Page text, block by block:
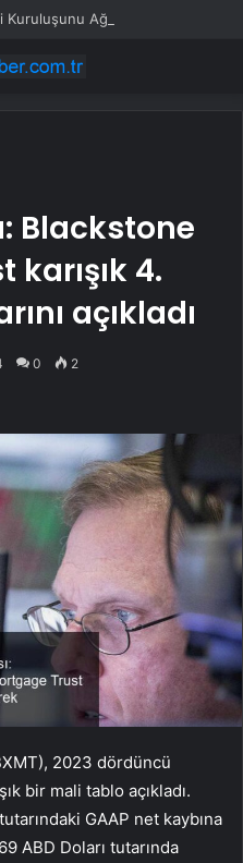
Blackstone
4.
açıkladı
0 2
2023 dördüncü
bir mali tablo açıkladı.
GAAP net kaybına
ABD Doları tutarında